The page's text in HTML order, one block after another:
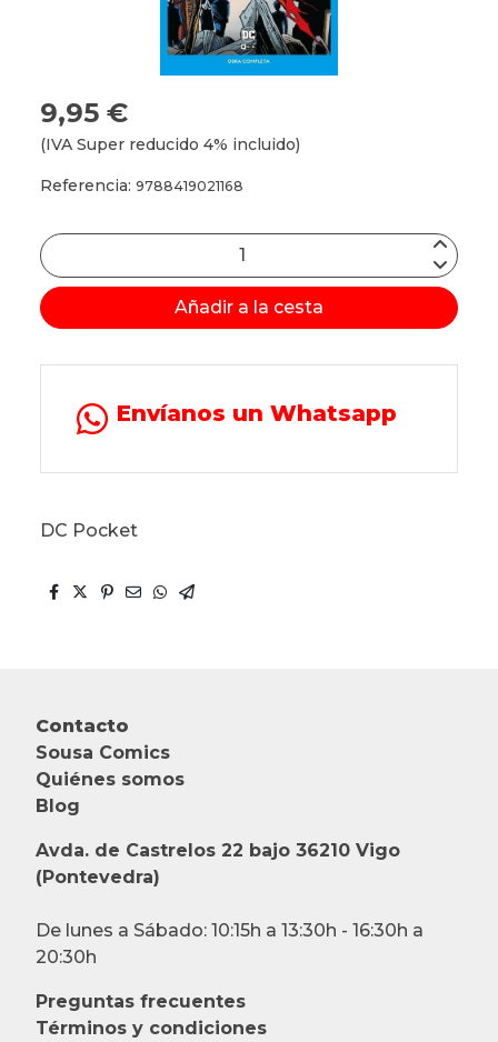
9,95 €
(IVA Super reducido 4% incluido)
Referencia: 9788419021168
Añadir a la cesta
Envíanos un Whatsapp
DC Pocket
Contacto
Sousa Comics
Quiénes somos
Blog
Avda. de Castrelos 22 bajo 36210 Vigo
(Pontevedra)
De lunes a Sábado: 10:15h a 13:30h - 16:30h a
20:30h
Preguntas frecuentes
Términos y condiciones